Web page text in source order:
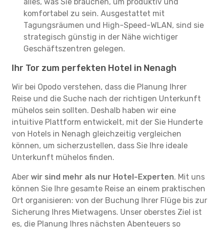
komfortabel zu sein. Ausgestattet mit
Tagungsräumen und High-Speed-WLAN, sind sie
strategisch günstig in der Nähe wichtiger
Geschäftszentren gelegen.
Ihr Tor zum perfekten Hotel in Nenagh
Wir bei Opodo verstehen, dass die Planung Ihrer
Reise und die Suche nach der richtigen Unterkunft
mühelos sein sollten. Deshalb haben wir eine
intuitive Plattform entwickelt, mit der Sie Hunderte
von Hotels in Nenagh gleichzeitig vergleichen
können, um sicherzustellen, dass Sie Ihre ideale
Unterkunft mühelos finden.
Aber wir sind mehr als nur Hotel-Experten. Mit uns
können Sie Ihre gesamte Reise an einem praktischen
Ort organisieren: von der Buchung Ihrer Flüge bis zur
Sicherung Ihres Mietwagens. Unser oberstes Ziel ist
es, die Planung Ihres nächsten Abenteuers so